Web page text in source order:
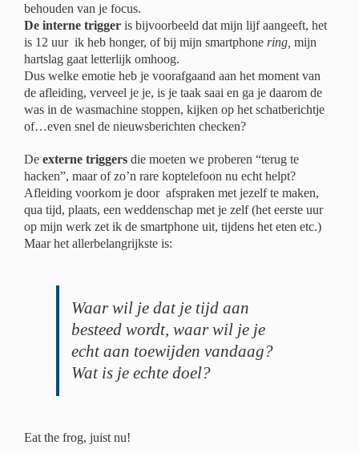
behouden van je focus.
De interne triggeris bijvoorbeeld dat mijn lijf aangeeft, het
is 12 uur ik heb honger, of bij mijn smartphone ring, mijn
hartslag gaat letterlijk omhoog.
Dus welke emotie heb je voorafgaand aan het moment van
de afleiding, verveel je je, is je taak saai en ga je daarom de
was in de wasmachine stoppen, kijken op het schatberichtje
of…even snel de nieuwsberichten checken?
De externe triggersdie moeten we proberen “terug te
hacken”, maar of zo’n rare koptelefoon nu echt helpt?
Afleiding voorkom je door afspraken met jezelf te maken,
qua tijd, plaats, een weddenschap met je zelf (het eerste uur
op mijn werk zet ik de smartphone uit, tijdens het eten etc.)
Maar het allerbelangrijkste is:
Waar wil je dat je tijd aan
besteed wordt, waar wil je je
echt aan toewijden vandaag?
Wat is je echte doel?
Eat the frog, juist nu!